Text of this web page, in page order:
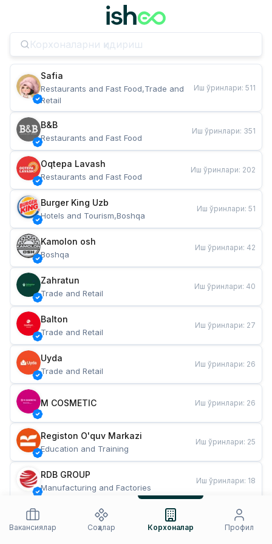
Safia
Restaurants and Fast Food,Trade and
Retail
Иш ўринлари: 511
B&B
Restaurants and Fast Food
Иш ўринлари: 351
Oqtepa Lavash
Restaurants and Fast Food
Иш ўринлари: 202
Burger King Uzb
Hotels and Tourism,Boshqa
Иш ўринлари: 51
Kamolon osh
Boshqa
Иш ўринлари: 42
Zahratun
Trade and Retail
Иш ўринлари: 40
Balton
Trade and Retail
Иш ўринлари: 27
Uyda
Trade and Retail
Иш ўринлари: 26
M COSMETIC Иш ўринлари: 26
Registon O'quv Markazi
Education and Training
Иш ўринлари: 25
RDB GROUP
Manufacturing and Factories
Иш ўринлари: 18
Restaurants and Fast Food
Иш ўринлари
Вакансиялар
Соҳалар Корхоналар Профил